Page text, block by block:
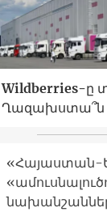
Wildberries-ը
Ղազախստա՞ն
«Հայաստան-